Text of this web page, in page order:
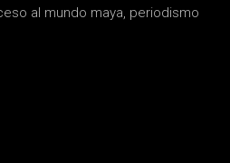
al mundo maya, periodismo